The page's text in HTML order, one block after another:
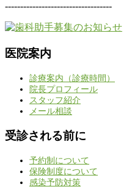
-----------------------------------
医院案内
診療案内（診療時間）
院長プロフィール
スタッフ紹介
メール相談
受診される前に
予約制について
保険制度について
感染予防対策